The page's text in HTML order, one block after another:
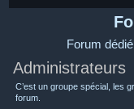
Forum
Administrateurs
C’est un groupe spécial, les
forum.